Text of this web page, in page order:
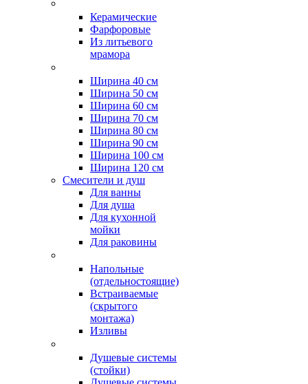
Керамические
Фарфоровые
Из литьевого
мрамора
Ширина 40 см
Ширина 50 см
Ширина 60 см
Ширина 70 см
Ширина 80 см
Ширина 90 см
Ширина 100 см
Ширина 120 см
Смесители и душ
Для ванны
Для душа
Для кухонной
мойки
Для раковины
Напольные
(отдельностоящие)
Встраиваемые
(скрытого
монтажа)
Изливы
Душевые системы
(стойки)